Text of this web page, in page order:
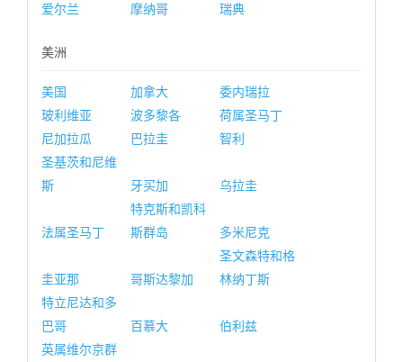
爱尔兰
摩纳哥 瑞典
美洲
美国 加拿大
委内瑞拉
玻利维亚
波多黎各
荷属圣马丁
尼加拉瓜
巴拉圭
智利
圣基茨和尼维
斯
牙买加 乌拉圭
法属圣马丁
特克斯和凯科
斯群岛
多米尼克
圭亚那 哥斯达黎加
圣文森特和格
林纳丁斯
特立尼达和多
巴哥
百慕大
伯利兹
英属维尔京群